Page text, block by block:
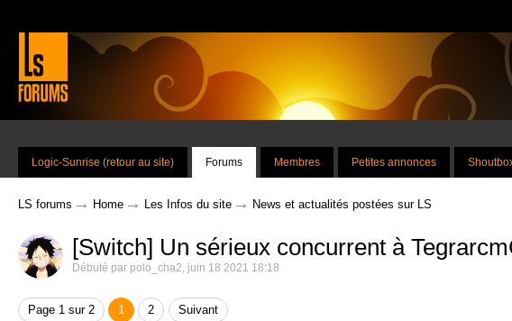
Logic-Sunrise (retour au site) Forums Membres Petites annonces
LS forums → Home → Les Infos du site → News et actualités postées sur LS
[Switch] Un sérieux concurrent à
Débuté par polo_cha2, juin 18 2021 18:18
Page 1 sur 2 1 2 Suivant